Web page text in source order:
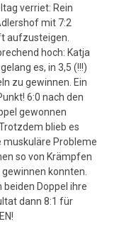
verriet: Rein
mit 7:2
aufzusteigen.
hoch: Katja
es, in 3,5 (!!!)
zu gewinnen. Ein
6:0 nach den
gewonnen
blieb es
muskuläre Probleme
so von Krämpfen
konnten.
Doppel ihre
dann 8:1 für